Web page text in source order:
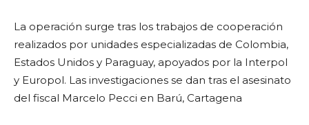
La operación surge tras los trabajos de cooperación
realizados por unidades especializadas de Colombia,
Estados Unidos y Paraguay, apoyados por la Interpol
y Europol. Las investigaciones se dan tras el asesinato
del fiscal Marcelo Pecci en Barú, Cartagena